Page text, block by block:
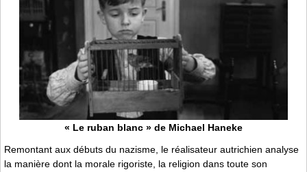
« Le ruban blanc » de Michael Haneke
Remontant aux débuts du nazisme, le réalisateur autrichien analyse
la manière dont la morale rigoriste, la religion dans toute son